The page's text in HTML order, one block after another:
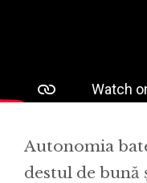
Autonomia
destul de bună